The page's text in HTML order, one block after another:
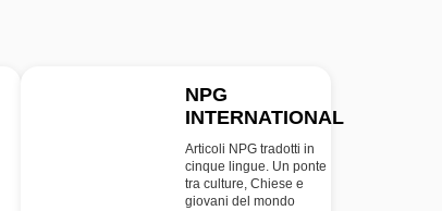
NPG
INTERNATIONAL
Articoli NPG tradotti in
cinque lingue. Un ponte
tra culture, Chiese e
giovani del mondo